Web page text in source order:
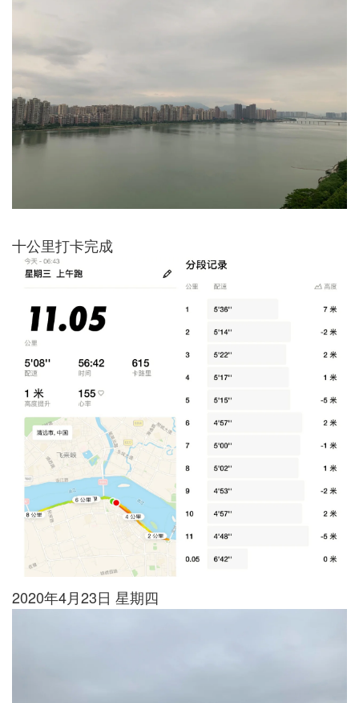
十公里打卡完成
2020年4月23日 星期四